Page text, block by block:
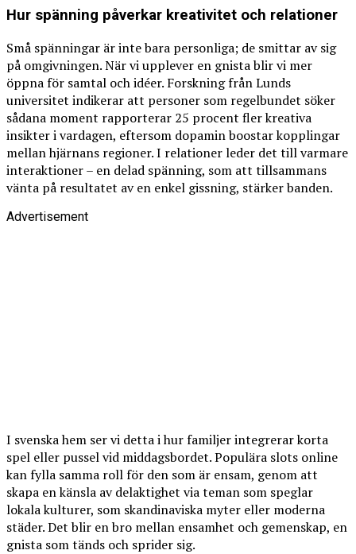
Hur spänning påverkar kreativitet och relationer
Små spänningar är inte bara personliga; de smittar av sig
på omgivningen. När vi upplever en gnista blir vi mer
öppna för samtal och idéer. Forskning från Lunds
universitet indikerar att personer som regelbundet söker
sådana moment rapporterar 25 procent fler kreativa
insikter i vardagen, eftersom dopamin boostar kopplingar
mellan hjärnans regioner. I relationer leder det till varmare
interaktioner – en delad spänning, som att tillsammans
vänta på resultatet av en enkel gissning, stärker banden.
Advertisement
I svenska hem ser vi detta i hur familjer integrerar korta
spel eller pussel vid middagsbordet. Populära slots online
kan fylla samma roll för den som är ensam, genom att
skapa en känsla av delaktighet via teman som speglar
lokala kulturer, som skandinaviska myter eller moderna
städer. Det blir en bro mellan ensamhet och gemenskap, en
gnista som tänds och sprider sig.